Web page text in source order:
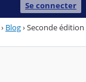
Se connecter
› Blog›Seconde édition